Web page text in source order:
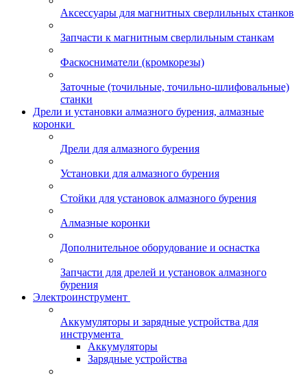
Аксессуары для магнитных сверлильных станков
Запчасти к магнитным сверлильным станкам
Фаскосниматели (кромкорезы)
Заточные (точильные, точильно-шлифовальные)
станки
Дрели и установки алмазного бурения, алмазные
коронки
Дрели для алмазного бурения
Установки для алмазного бурения
Стойки для установок алмазного бурения
Алмазные коронки
Дополнительное оборудование и оснастка
Запчасти для дрелей и установок алмазного
бурения
Электроинструмент
Аккумуляторы и зарядные устройства для
инструмента
Аккумуляторы
Зарядные устройства